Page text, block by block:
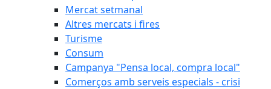
Mercat setmanal
Altres mercats i fires
Turisme
Consum
Campanya "Pensa local, compra local"
Comerços amb serveis especials - crisi